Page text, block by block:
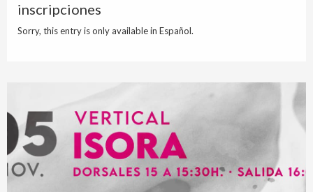
inscripciones
Sorry, this entry is only available in Español.